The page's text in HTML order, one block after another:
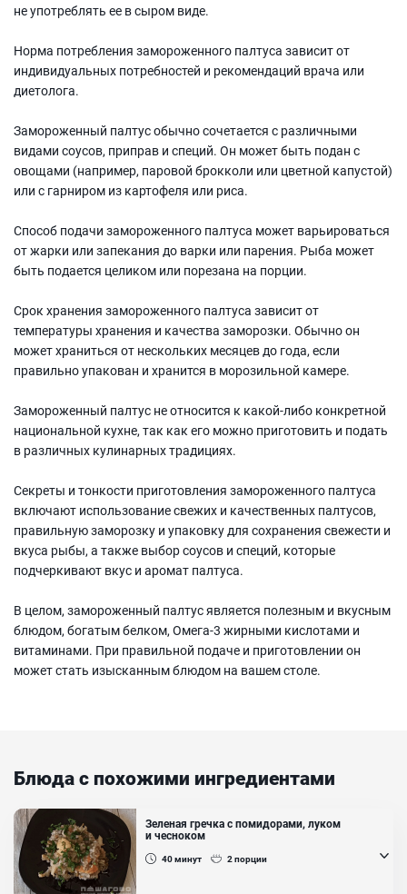
не употреблять ее в сыром виде.
Норма потребления замороженного палтуса зависит от
индивидуальных потребностей и рекомендаций врача или
диетолога.
Замороженный палтус обычно сочетается с различными
видами соусов, приправ и специй. Он может быть подан с
овощами (например, паровой брокколи или цветной капустой)
или с гарниром из картофеля или риса.
Способ подачи замороженного палтуса может варьироваться
от жарки или запекания до варки или парения. Рыба может
быть подается целиком или порезана на порции.
Срок хранения замороженного палтуса зависит от
температуры хранения и качества заморозки. Обычно он
может храниться от нескольких месяцев до года, если
правильно упакован и хранится в морозильной камере.
Замороженный палтус не относится к какой-либо конкретной
национальной кухне, так как его можно приготовить и подать
в различных кулинарных традициях.
Секреты и тонкости приготовления замороженного палтуса
включают использование свежих и качественных палтусов,
правильную заморозку и упаковку для сохранения свежести и
вкуса рыбы, а также выбор соусов и специй, которые
подчеркивают вкус и аромат палтуса.
В целом, замороженный палтус является полезным и вкусным
блюдом, богатым белком, Омега-3 жирными кислотами и
витаминами. При правильной подаче и приготовлении он
может стать изысканным блюдом на вашем столе.
Блюда с похожими ингредиентами
Зеленая гречка с помидорами, луком
и чесноком
40минут 2порции